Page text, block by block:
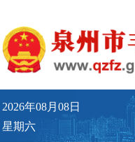
2026年08月08日
星期六